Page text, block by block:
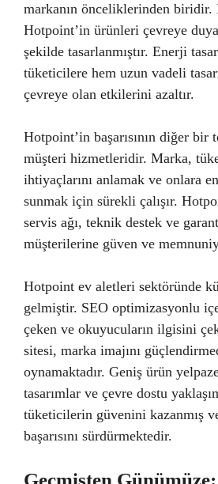
markanın önceliklerinden biridir.
Hotpoint’in ürünleri çevreye
şekilde tasarlanmıştır. Enerji
tüketicilere hem uzun vadeli
çevreye olan etkilerini azaltır.
Hotpoint’in başarısının diğer bir
müşteri hizmetleridir. Marka,
ihtiyaçlarını anlamak ve onlara
sunmak için sürekli çalışır.
servis ağı, teknik destek ve
müşterilerine güven ve
Hotpoint ev aletleri sektöründe
gelmiştir. SEO optimizasyonlu
çeken ve okuyucuların ilgisini
sitesi, marka imajını
oynamaktadır. Geniş ürün
tasarımlar ve çevre dostu
tüketicilerin güvenini kazanmış
başarısını sürdürmektedir.
Geçmişten